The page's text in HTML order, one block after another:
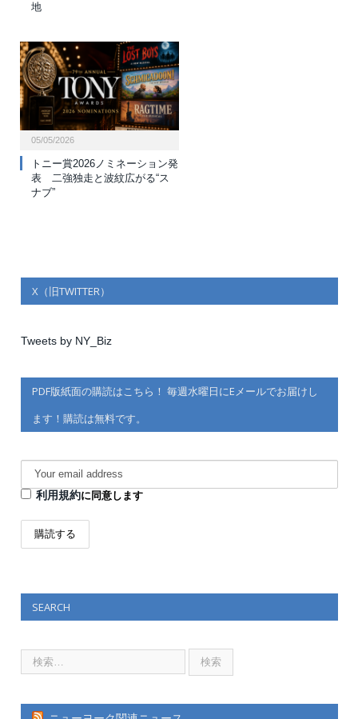
地
05/05/2026
トニー賞2026ノミネーション発
表 二強独走と波紋広がる“ス
ナブ”
X（旧TWITTER）
Tweets by NY_Biz
PDF版紙面の購読はこちら！ 毎週水曜日にEメールでお届けし
ます！購読は無料です。
利用規約に同意します
SEARCH